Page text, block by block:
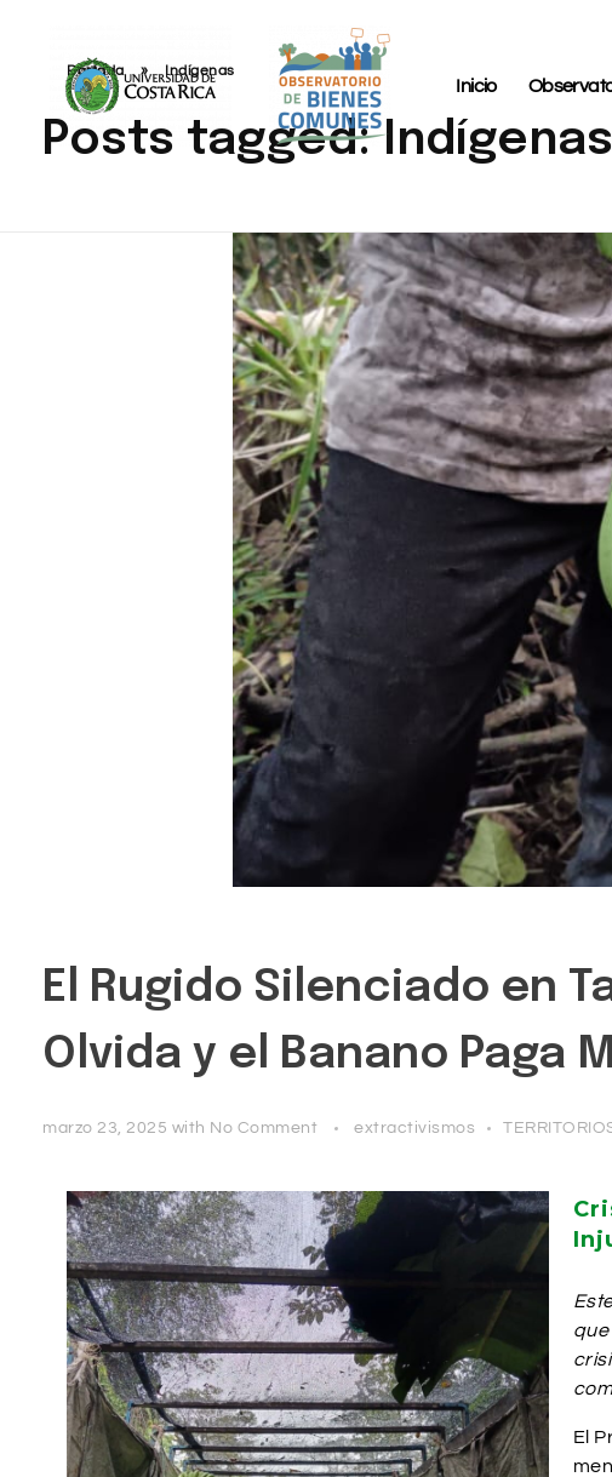
Inicio
Portada » Indígenas
Posts tagged: Indígenas
El Rugido Silenciado en
Olvida y el Banano Paga
marzo 23, 2025 with No Comment extractivismos
El